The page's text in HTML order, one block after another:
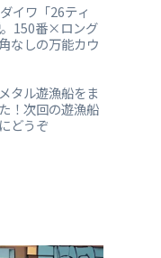
イワ「26ティ
150番×ロング
なしの万能カウ
タル遊漁船をま
！次回の遊漁船
どうぞ